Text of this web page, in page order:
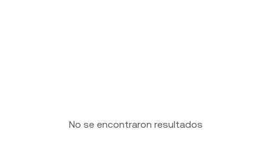
No se encontraron resultados